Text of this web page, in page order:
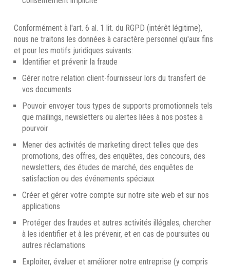
Conformément à l'art. 6 al. 1 lit. du RGPD (intérêt légitime),
nous ne traitons les données à caractère personnel qu'aux fins
et pour les motifs juridiques suivants:
Identifier et prévenir la fraude
Gérer notre relation client-fournisseur lors du transfert de
vos documents
Pouvoir envoyer tous types de supports promotionnels tels
que mailings, newsletters ou alertes liées à nos postes à
pourvoir
Mener des activités de marketing direct telles que des
promotions, des offres, des enquêtes, des concours, des
newsletters, des études de marché, des enquêtes de
satisfaction ou des événements spéciaux
Créer et gérer votre compte sur notre site web et sur nos
applications
Protéger des fraudes et autres activités illégales, chercher
à les identifier et à les prévenir, et en cas de poursuites ou
autres réclamations
Exploiter, évaluer et améliorer notre entreprise (y compris